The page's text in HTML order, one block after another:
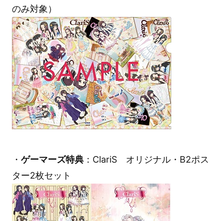
のみ対象）
・ ゲーマーズ特典：ClariS オリジナル・B2ポス
ター2枚セット